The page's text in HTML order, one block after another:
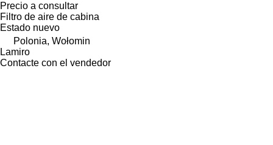
Precio a consultar
Filtro de aire de cabina
Estado nuevo
Polonia, Wołomin
Lamiro
Contacte con el vendedor